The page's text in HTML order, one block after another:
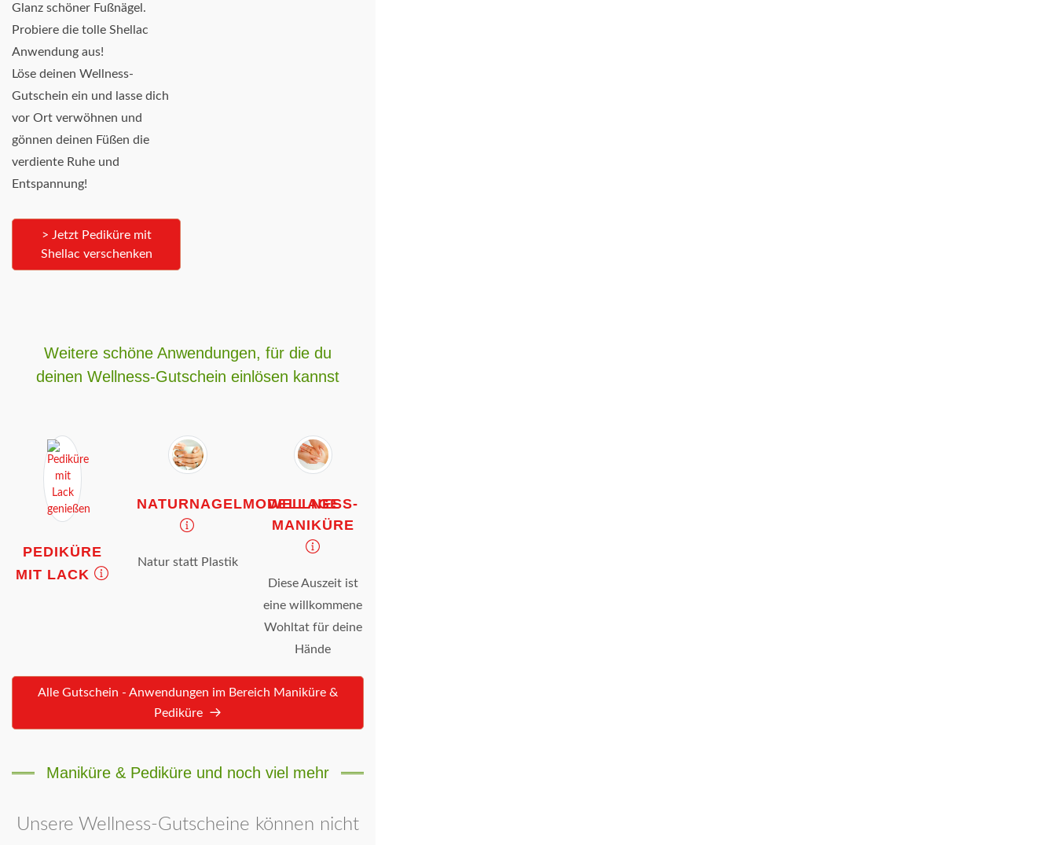
Glanz schöner Fußnägel.
Probiere die tolle Shellac
Anwendung aus!
Löse deinen Wellness-
Gutschein ein und lasse dich
vor Ort verwöhnen und
gönnen deinen Füßen die
verdiente Ruhe und
Entspannung!
> Jetzt Pediküre mit
Shellac verschenken
Weitere schöne Anwendungen, für die du
deinen Wellness-Gutschein einlösen kannst
PEDIKÜRE
MIT LACK
NATURNAGELMODELLAGE
Natur statt Plastik
WELLNESS-
MANIKÜRE
Diese Auszeit ist
eine willkommene
Wohltat für deine
Hände
Alle Gutschein - Anwendungen im Bereich Maniküre &
Pediküre
Maniküre & Pediküre und noch viel mehr
Unsere Wellness-Gutscheine können nicht